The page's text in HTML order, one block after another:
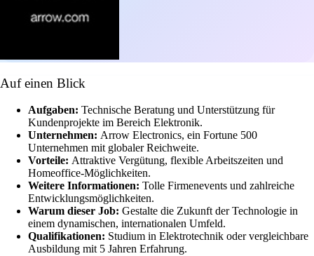
Auf einen Blick
Aufgaben: Technische Beratung und Unterstützung für
Kundenprojekte im Bereich Elektronik.
Unternehmen: Arrow Electronics, ein Fortune 500
Unternehmen mit globaler Reichweite.
Vorteile: Attraktive Vergütung, flexible Arbeitszeiten und
Homeoffice-Möglichkeiten.
Weitere Informationen: Tolle Firmenevents und zahlreiche
Entwicklungsmöglichkeiten.
Warum dieser Job: Gestalte die Zukunft der Technologie in
einem dynamischen, internationalen Umfeld.
Qualifikationen: Studium in Elektrotechnik oder vergleichbare
Ausbildung mit 5 Jahren Erfahrung.